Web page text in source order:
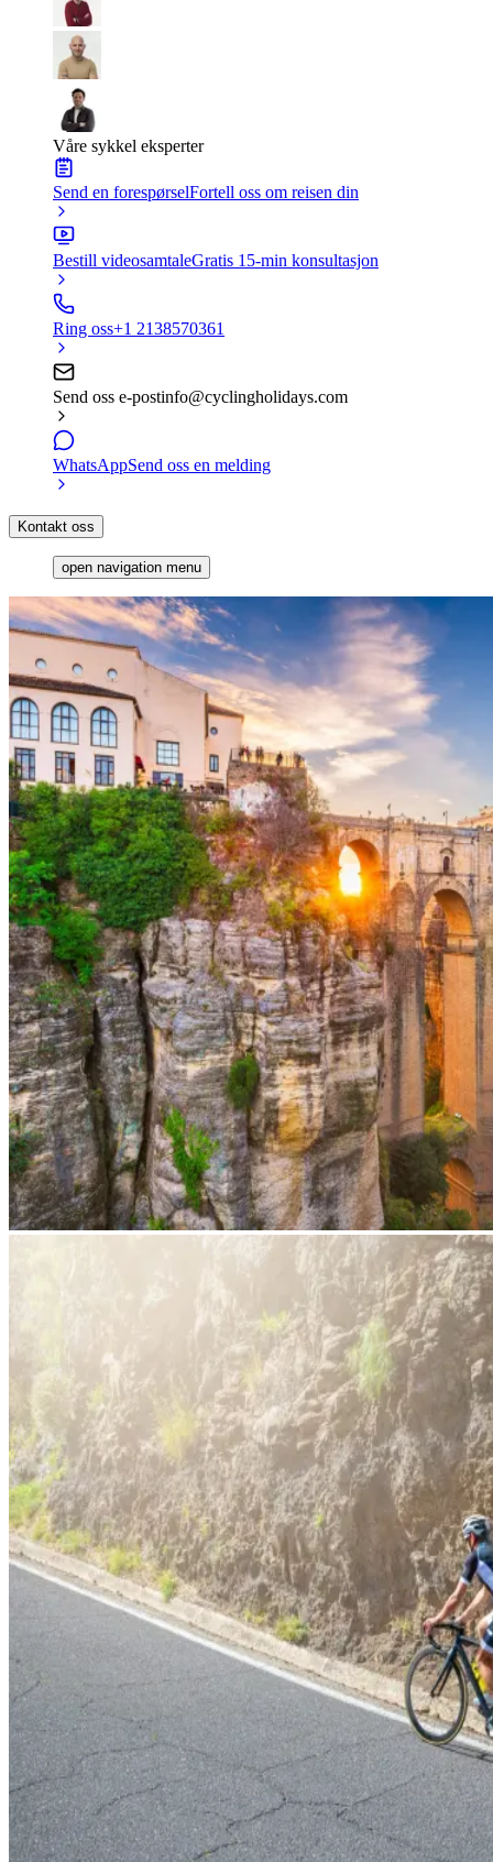
Våre sykkel eksperter
Send en forespørselFortell oss om reisen din
Bestill videosamtaleGratis 15-min konsultasjon
Ring oss+1 2138570361
Send oss e-postinfo@cyclingholidays.com
WhatsAppSend oss en melding
Kontakt oss
open navigation menu